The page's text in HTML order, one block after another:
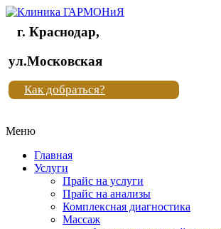
Клиника
"Новая
жизнь"
Клиника
жизнь"
г. Краснодар,
ул.Московская
Как добраться?
Меню
Главная
Услуги
Прайс на услуги
Прайс на анализы
Комплексная диагностика
Массаж